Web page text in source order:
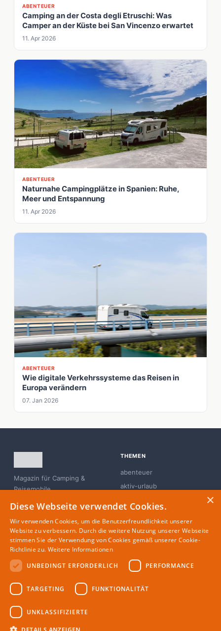
ABENTEUER
Camping an der Costa degli Etruschi: Was
Camper an der Küste bei San Vincenzo erwartet
11. Apr 2026
ABENTEUER
Naturnahe Campingplätze in Spanien: Ruhe,
Meer und Entspannung
11. Apr 2026
ABENTEUER
Wie digitale Verkehrssysteme das Reisen in
Europa verändern
07. Jan 2026
Magazin für Camping &
Reisemobile
THEMEN
abenteuer
aktiv-urlaub
familie
glamping
MAGAZIN
Partner
Autoren
RECHTLICHES
Impressum
×
Diese Webseite verwendet Cookies.
Wir verwenden Cookies, um die Benutzerfreundlichkeit unserer
Website zu verbessern. Durch die weitere Nutzung unserer Webseite
stimmen Sie der Verwendung von Cookies gemäß unserer Cookie-
Richtlinie zu. Weitere Informationen
UNBEDINGT ERFORDERLICH
PERFORMANCE
TARGETING FUNKTIONALITÄT
UNKLASSIFIZIERTE